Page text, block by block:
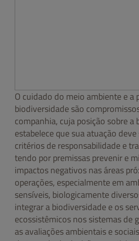
O cuidado do meio ambiente e a
biodiversidade são
companhia, cuja posição sobre a
estabelece que sua atuação
critérios de responsabilidade e
tendo por premissas prevenir e
impactos negativos nas áreas
operações, especialmente em
sensíveis, biologicamente
integrar a biodiversidade e os
ecossistêmicos nos sistemas de
as avaliações ambientais e